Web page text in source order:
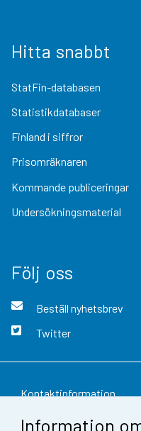
Information
Hitta snabbt
StatFin-databasen
Statistikdatabaser
Finland i siffror
Prisomräknaren
Kommande publiceringar
Undersökningsmaterial
Följ oss
Beställ nyhetsbrev
Twitter
Kontaktinformation
Respons